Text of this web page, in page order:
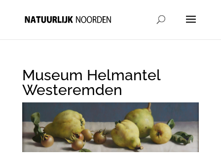
Museum Helmantel
Westeremden